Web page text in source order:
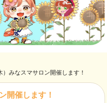
）みなスマサロン開催します！
開催します！